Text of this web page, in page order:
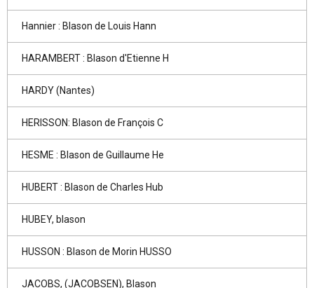
Hannier : Blason de Louis Hann
HARAMBERT : Blason d'Etienne H
HARDY (Nantes)
HERISSON: Blason de François C
HESME : Blason de Guillaume He
HUBERT : Blason de Charles Hub
HUBEY, blason
HUSSON : Blason de Morin HUSSO
JACOBS, (JACOBSEN), Blason